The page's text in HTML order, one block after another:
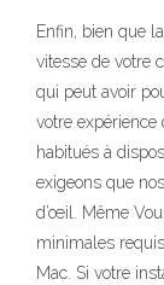
Enfin, bien que
vitesse de votre
qui peut avoir
votre expérience
habitués à
exigeons que
d’œil. Même
minimales
Mac. Si votre